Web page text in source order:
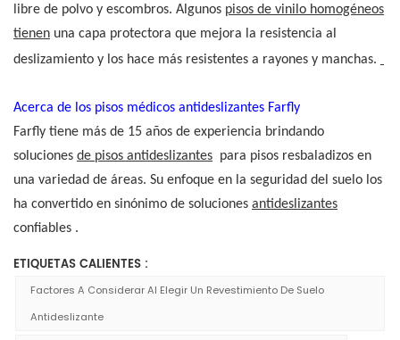
libre de polvo y escombros. Algunos pisos de vinilo homogéneos
tienen una capa protectora que mejora la resistencia al
deslizamiento y los hace más resistentes a rayones y manchas.
Acerca de los pisos médicos antideslizantes Farfly
Farfly tiene más de 15 años de experiencia brindando
soluciones de pisos antideslizantes para pisos resbaladizos en
una variedad de áreas. Su enfoque en la seguridad del suelo los
ha convertido en sinónimo de soluciones antideslizantes
confiables .
ETIQUETAS CALIENTES :
Factores A Considerar Al Elegir Un Revestimiento De Suelo
Antideslizante